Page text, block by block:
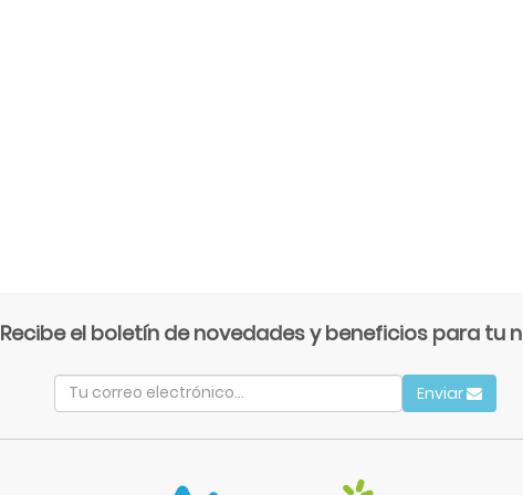
Recibe el boletín de novedades y beneficios para tu
Enviar